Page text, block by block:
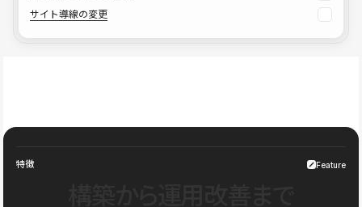
サイト導線の変更
特徴 Feature